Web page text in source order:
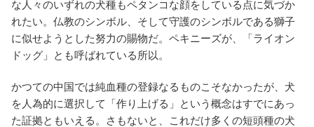
な人々のいずれの犬種もペタンコな顔をしている点に気づか
れたい。仏教のシンボル、そして守護のシンボルである獅子
に似せようとした努力の賜物だ。ペキニーズが、「ライオン
ドッグ」とも呼ばれている所以。
かつての中国では純血種の登録なるものこそなかったが、犬
を人為的に選択して「作り上げる」という概念はすでにあっ
た証拠ともいえる。さもないと、これだけ多くの短頭種の犬